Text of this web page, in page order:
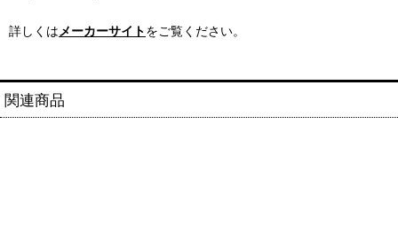
詳しくは メーカーサイトをご覧ください。
関連商品